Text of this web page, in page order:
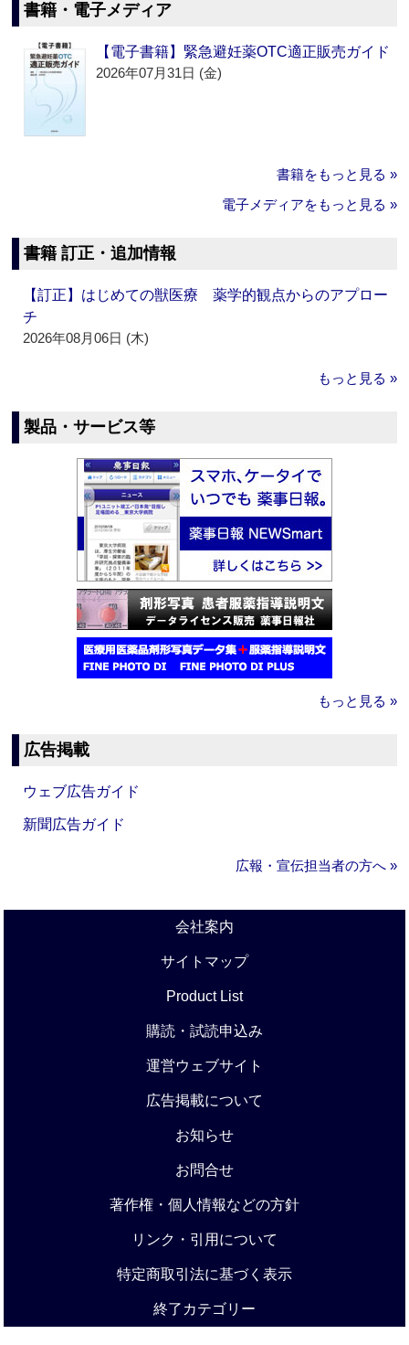
書籍・電子メディア
【電子書籍】緊急避妊薬OTC適正販売ガイド
2026年07月31日 (金)
書籍をもっと見る »
電子メディアをもっと見る »
書籍 訂正・追加情報
【訂正】はじめての獣医療 薬学的観点からのアプロー
チ
2026年08月06日 (木)
もっと見る »
製品・サービス等
もっと見る »
広告掲載
ウェブ広告ガイド
新聞広告ガイド
広報・宣伝担当者の方へ »
会社案内
サイトマップ
Product List
購読・試読申込み
運営ウェブサイト
広告掲載について
お知らせ
お問合せ
著作権・個人情報などの方針
リンク・引用について
特定商取引法に基づく表示
終了カテゴリー